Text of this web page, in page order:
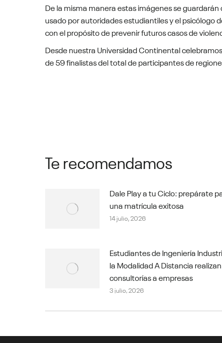
De la misma manera estas imágenes se
usado por autoridades estudiantiles y el
con el propósito de prevenir futuros casos de
Desde nuestra Universidad Continental
de 59 finalistas del total de participantes de
Te recomendamos
Dale Play a tu Ciclo: prepárate
una matrícula exitosa
14 julio, 2026
Estudiantes de Ingeniería
la Modalidad A Distancia realizan
consultorías a empresas
3 julio, 2026